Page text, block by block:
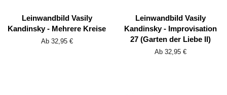
Leinwandbild Vasily
Kandinsky - Mehrere Kreise
Ab 32,95 €
Leinwandbild Vasily
Kandinsky - Improvisation
27 (Garten der Liebe II)
Ab 32,95 €